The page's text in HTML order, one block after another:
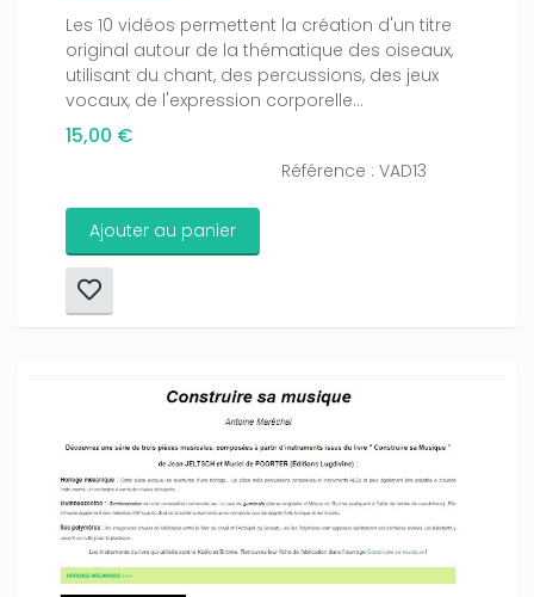
Les 10 vidéos permettent la création d'un titre
original autour de la thématique des oiseaux,
utilisant du chant, des percussions, des jeux
vocaux, de l'expression corporelle...
15,00 €
Référence : VAD13
Ajouter au panier